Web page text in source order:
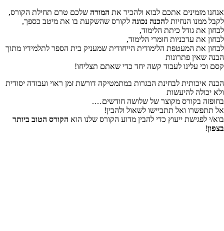
אנחנו מזמינים אתכם לבוא ולהכיר את המורה שלכם טרם תחילת הקורס,
לקבל ממנו הנחיות להכנה נכונה לקורס שהשקעת בו את מיטב כספך,
לבחון את גודל כיתת הלימוד,
לבחון את עדכניות חומרי הלימוד,
לבחון את המעטפת הלימודית הייחודית שמעניק בית הספר לתלמידיו מתוך
הבנה שאין פתרונות
קסם וכי עלינו לעבוד קשה יחד כדי שאתם תצליחו!
הכנה איכותית לבחינת הבגרות במתמטיקה דורשת זמן ראוי ועבודה יסודית
ולא יכולה להיעשות
בחופזה בקורס מקוצר של שלושה חודשים….
אל תתפשרו ואל תתביישו לשאול ולהבין!
בוא/י לפגישת ייעוץ כדי להבין מדוע הקורס שלנו הוא הקורס הטוב ביותר
בצפון!